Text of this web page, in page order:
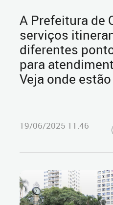
A Prefeitura de
serviços
diferentes
para
Veja onde estão
19/06/2025 11:46